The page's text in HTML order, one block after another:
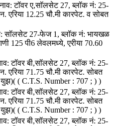
टॉवर ए,सॉलसेट 27, ब्लॉक नं: 25-
एरिया 12.25 चौ.मी कारपेट. व सोबत
सॉलसेट 27-फेज 1, ब्लॉक नं: भायखळ
125 पी6 लेवलमध्ये, एरीया 70.60
टॉवर बी,सॉलसेट 27, ब्लॉक नं: 25-
एरिया 71.75 चौ.मी कारपेट. सोबत
युझ)( ( C.T.S. Number : 707 ; ) )
टॉवर बी,सॉलसेट 27, ब्लॉक नं: 25-
एरिया 71.75 चौ.मी कारपेट. सोबत
युझ)( ( C.T.S. Number : 707 ; ) )
टॉवर बी,सॉलसेट 27, ब्लॉक नं: 25-